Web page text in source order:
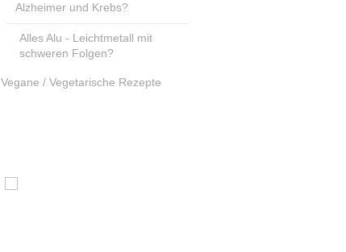
Alzheimer und Krebs?
Alles Alu - Leichtmetall mit
schweren Folgen?
Vegane / Vegetarische Rezepte